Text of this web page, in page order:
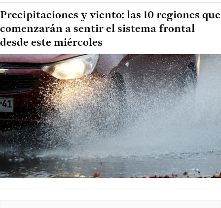
Precipitaciones y viento: las 10 regiones que
comenzarán a sentir el sistema frontal
desde este miércoles